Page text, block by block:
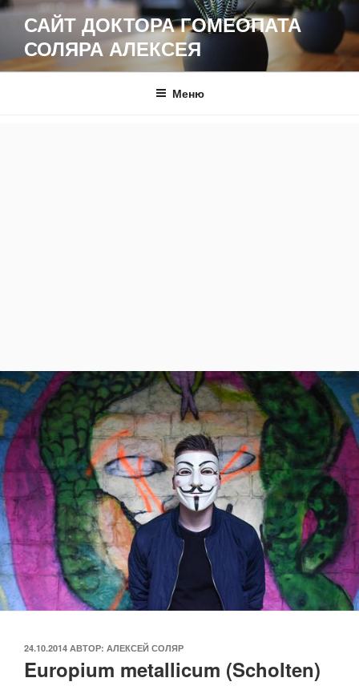
Перейти
содержимому
САЙТ ДОКТОРА ГОМЕОПАТА
СОЛЯРА АЛЕКСЕЯ
Меню
ОПУБЛИКОВАНО
24.10.2014 АВТОР: АЛЕКСЕЙ СОЛЯР
Europium metallicum (Scholten)